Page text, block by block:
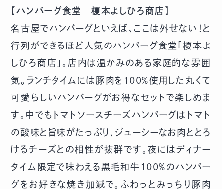
【ハンバーグ食堂 榎本よしひろ商店】
名古屋でハンバーグといえば、ここは外せない！と
行列ができるほど人気のハンバーグ食堂「榎本よ
しひろ商店」。店内は温かみのある家庭的な雰囲
気。ランチタイムには豚肉を100％使用した丸くて
可愛らしいハンバーグがお得なセットで楽しめま
す。中でもトマトソースチーズハンバーグはトマト
の酸味と旨味がたっぷり、ジューシーなお肉ととろ
けるチーズとの相性が抜群です。夜にはディナー
タイム限定で味わえる黒毛和牛100％のハンバー
グをお好きな焼き加減で。ふわっとみっちり豚肉